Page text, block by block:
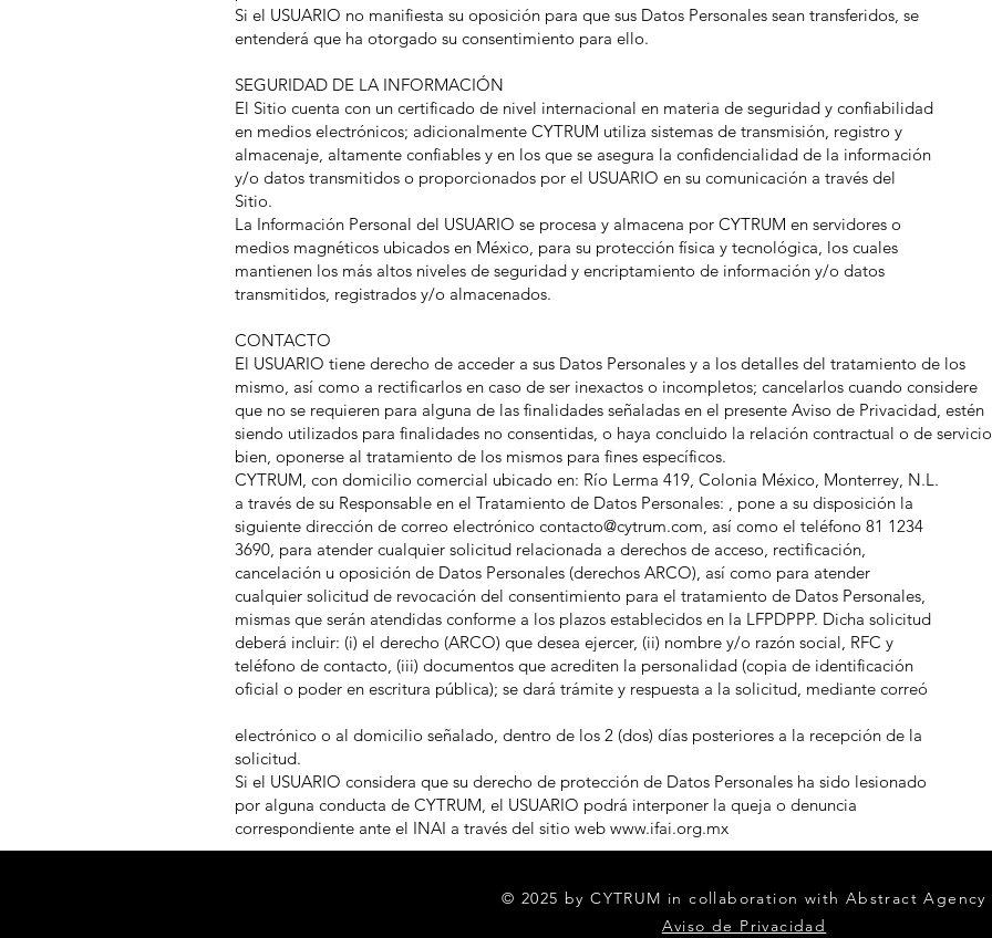
Si el USUARIO no manifiesta su oposición para que sus Datos Personales sean transferidos, se
entenderá que ha otorgado su consentimiento para ello.
SEGURIDAD DE LA INFORMACIÓN
El Sitio cuenta con un certificado de nivel internacional en materia de seguridad y confiabilidad
en medios electrónicos; adicionalmente CYTRUM utiliza sistemas de transmisión, registro y
almacenaje, altamente confiables y en los que se asegura la confidencialidad de la información
y/o datos transmitidos o proporcionados por el USUARIO en su comunicación a través del
Sitio.
La Información Personal del USUARIO se procesa y almacena por CYTRUM en servidores o
medios magnéticos ubicados en México, para su protección física y tecnológica, los cuales
mantienen los más altos niveles de seguridad y encriptamiento de información y/o datos
transmitidos, registrados y/o almacenados.
CONTACTO
El USUARIO tiene derecho de acceder a sus Datos Personales y a los detalles del tratamiento de los
mismo, así como a rectificarlos en caso de ser inexactos o incompletos; cancelarlos cuando considere
que no se requieren para alguna de las finalidades señaladas en el presente Aviso de Privacidad, estén
siendo utilizados para finalidades no consentidas, o haya concluido la relación contractual o de
bien, oponerse al tratamiento de los mismos para fines específicos.
CYTRUM, con domicilio comercial ubicado en: Río Lerma 419, Colonia México, Monterrey, N.L.
a través de su Responsable en el Tratamiento de Datos Personales: , pone a su disposición la
siguiente dirección de correo electrónico contacto@cytrum.com, así como el teléfono 81 1234
3690, para atender cualquier solicitud relacionada a derechos de acceso, rectificación,
cancelación u oposición de Datos Personales (derechos ARCO), así como para atender
cualquier solicitud de revocación del consentimiento para el tratamiento de Datos Personales,
mismas que serán atendidas conforme a los plazos establecidos en la LFPDPPP. Dicha solicitud
deberá incluir: (i) el derecho (ARCO) que desea ejercer, (ii) nombre y/o razón social, RFC y
teléfono de contacto, (iii) documentos que acrediten la personalidad (copia de identificación
oficial o poder en escritura pública); se dará trámite y respuesta a la solicitud, mediante correó
electrónico o al domicilio señalado, dentro de los 2 (dos) días posteriores a la recepción de la
solicitud.
Si el USUARIO considera que su derecho de protección de Datos Personales ha sido lesionado
por alguna conducta de CYTRUM, el USUARIO podrá interponer la queja o denuncia
correspondiente ante el INAI a través del sitio web www.ifai.org.mx
© 2025 byCYTRUM incollaboration with Abstract Agency
Aviso de Privacidad